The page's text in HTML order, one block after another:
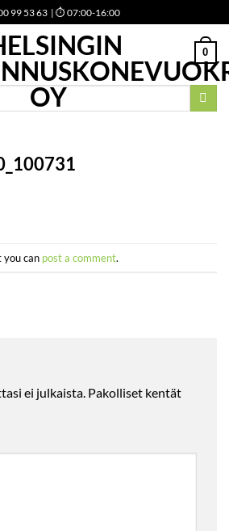
99 53 63 | ⏱ 07:00-16:00
0
you can post a comment.
ei julkaista. Pakolliset kentät